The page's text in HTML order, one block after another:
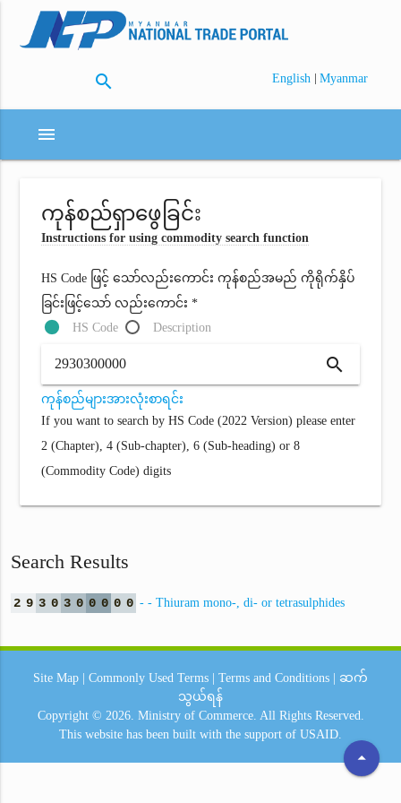
search English | Myanmar
menu
ကုန်စည်ရှာဖွေခြင်း
Instructions for using commodity search function
HS Code ဖြင့် သော်လည်းကောင်း ကုန်စည်အမည် ကိုရိုက်နှိပ်
ခြင်းဖြင့်သော် လည်းကောင်း *
HS Code
Description
search
ကုန်စည်များအားလုံးစာရင်း
If you want to search by HS Code (2022 Version) please enter
2 (Chapter), 4 (Sub-chapter), 6 (Sub-heading) or 8
(Commodity Code) digits
Search Results
2 9 3 0 3 0 0 0 0 0 - - Thiuram mono-, di- or tetrasulphides
arrow_drop_up
Site Map Commonly Used Terms Terms and Conditions
ဆက်
သွယ်ရန်
Copyright © 2026. Ministry of Commerce. All Rights Reserved.
This website has been built with the support of USAID.